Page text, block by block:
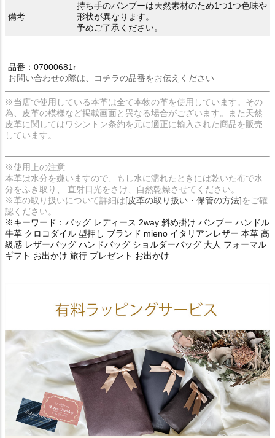
備考
持ち手のバンブーは天然素材のため1つ1つ色味や
形状が異なります。
予めご了承ください。
品番：07000681r
お問い合わせの際は、コチラの品番をお伝えください
※当店で使用している本革は全て本物の革を使用しています。その
為、皮革の模様など掲載画面と異なる場合がございます。また天然
皮革に関してはワシントン条約を元に適正に輸入された商品を販売
しています。
※使用上の注意
本革は水分を嫌いますので、もし水に濡れたときには乾いた布で水
分をふき取り、 直射日光をさけ、自然乾燥させてください。
※革の取り扱いについて詳細は[皮革の取り扱い・保管の方法]をご確
認ください。
※キーワード：バッグ レディース 2way 斜め掛け バンブー ハンドル
牛革 クロコダイル 型押し ブランド mieno イタリアンレザー 本革 高
級感 レザーバッグ ハンドバッグ ショルダーバッグ 大人 フォーマル
ギフト お出かけ 旅行 プレゼント お出かけ